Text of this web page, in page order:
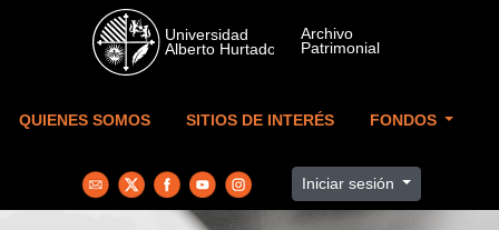
Skip to main content
QUIENES SOMOS SITIOS DE INTERÉS FONDOS
Iniciar sesión